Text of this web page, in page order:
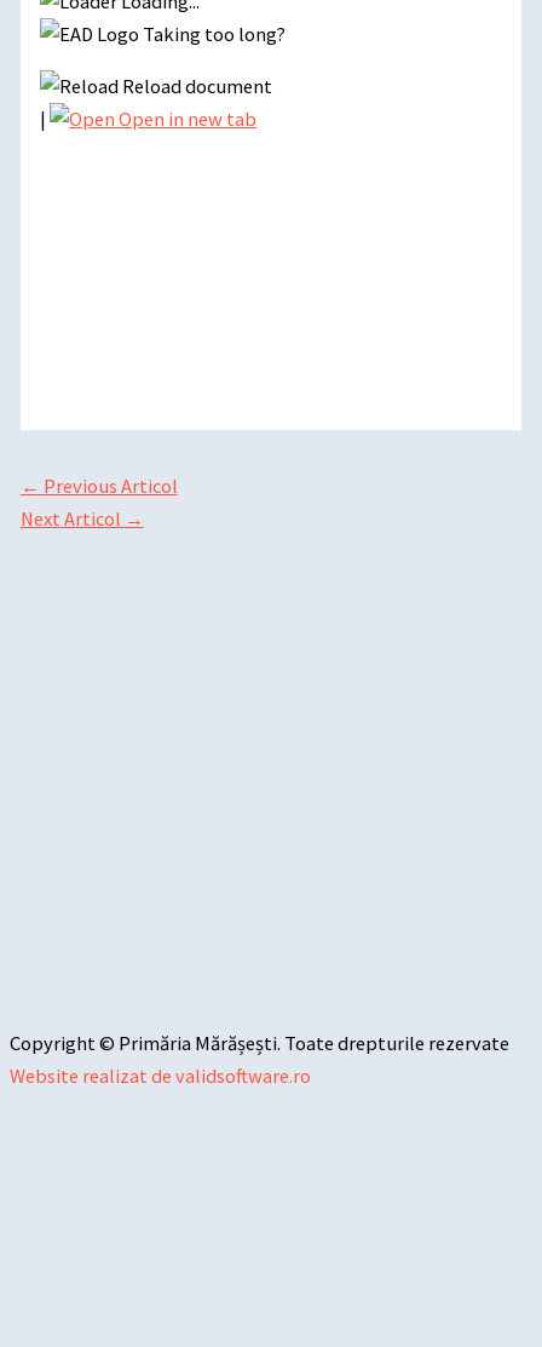
Taking too long?
Reload document
|
Open in new tab
← Previous Articol
Next Articol →
Copyright © Primăria Mărășești. Toate drepturile rezervate
Website realizat de validsoftware.ro